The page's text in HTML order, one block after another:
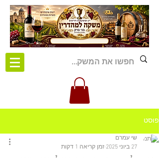
פוסט
שי עמרם
27 ביוני 2025
זמן קריאה 1 דקות